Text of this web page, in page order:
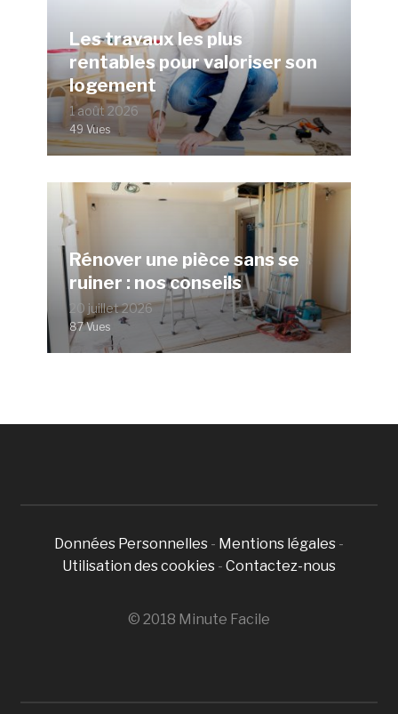
Les travaux les plus
rentables pour valoriser son
logement
1 août 2026
49 Vues
Rénover une pièce sans se
ruiner : nos conseils
20 juillet 2026
87 Vues
Données Personnelles - Mentions légales -
Utilisation des cookies - Contactez-nous
© 2018 Minute Facile